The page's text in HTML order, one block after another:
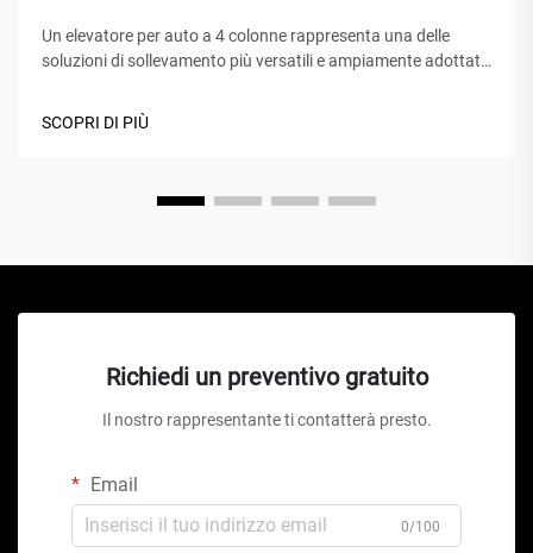
Un elevatore per auto a 4 colonne rappresenta una delle
soluzioni di sollevamento più versatili e ampiamente adottate
e nelle officine commerciali in tutto il mondo. A differenza dei
SCOPRI DI PIÙ
Richiedi un preventivo gratuito
Il nostro rappresentante ti contatterà presto.
Email
0/100